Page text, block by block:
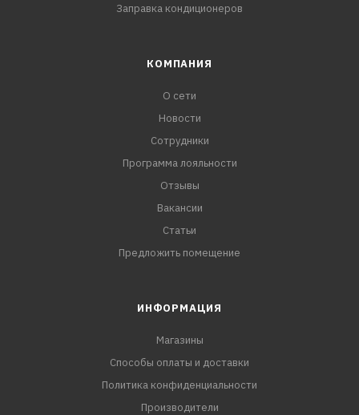
Заправка кондиционеров
КОМПАНИЯ
О сети
Новости
Сотрудники
Программа лояльности
Отзывы
Вакансии
Статьи
Предложить помещение
ИНФОРМАЦИЯ
Магазины
Способы оплаты и доставки
Политика конфиденциальности
Производители